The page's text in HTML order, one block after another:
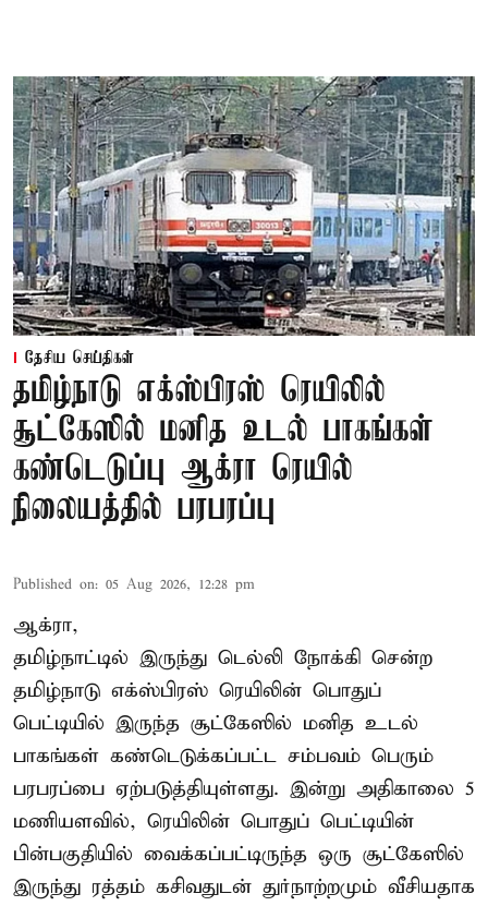
தேசிய செய்திகள்
தமிழ்நாடு எக்ஸ்பிரஸ் ரெயிலில்
சூட்கேஸில் மனித உடல் பாகங்கள்
கண்டெடுப்பு ஆக்ரா ரெயில்
நிலையத்தில் பரபரப்பு
Published on: 05 Aug 2026, 12:28 pm
ஆக்ரா,
தமிழ்நாட்டில் இருந்து டெல்லி நோக்கி சென்ற
தமிழ்நாடு எக்ஸ்பிரஸ் ரெயிலின் பொதுப்
பெட்டியில் இருந்த சூட்கேஸில் மனித உடல்
பாகங்கள் கண்டெடுக்கப்பட்ட சம்பவம் பெரும்
பரபரப்பை ஏற்படுத்தியுள்ளது. இன்று அதிகாலை 5
மணியளவில், ரெயிலின் பொதுப் பெட்டியின்
பின்பகுதியில் வைக்கப்பட்டிருந்த ஒரு சூட்கேஸில்
இருந்து ரத்தம் கசிவதுடன் துர்நாற்றமும் வீசியதாக